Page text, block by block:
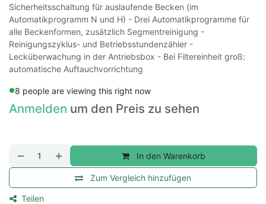
Sicherheitsschaltung für auslaufende Becken (im
Automatikprogramm N und H) - Drei Automatikprogramme für
alle Beckenformen, zusätzlich Segmentreinigung -
Reinigungszyklus- und Betriebsstundenzähler -
Lecküberwachung in der Antriebsbox - Bei Filtereinheit groß:
automatische Auftauchvorrichtung
8 people are viewing this right now
Anmelden um den Preis zu sehen
In den Warenkorb
Zum Vergleich hinzufügen
Teilen